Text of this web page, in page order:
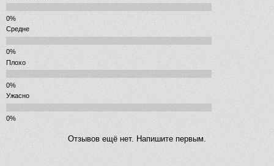
Средне
Плохо
Ужасно
Отзывов ещё нет. Напишите первым.